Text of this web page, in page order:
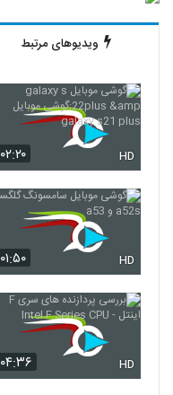
ویدیوهای مرتبط
۰۲:۲۰ HD
۰۱:۵۰ HD
۰۴:۳۶ HD